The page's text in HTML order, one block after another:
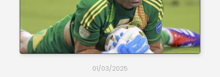
01/03/2025